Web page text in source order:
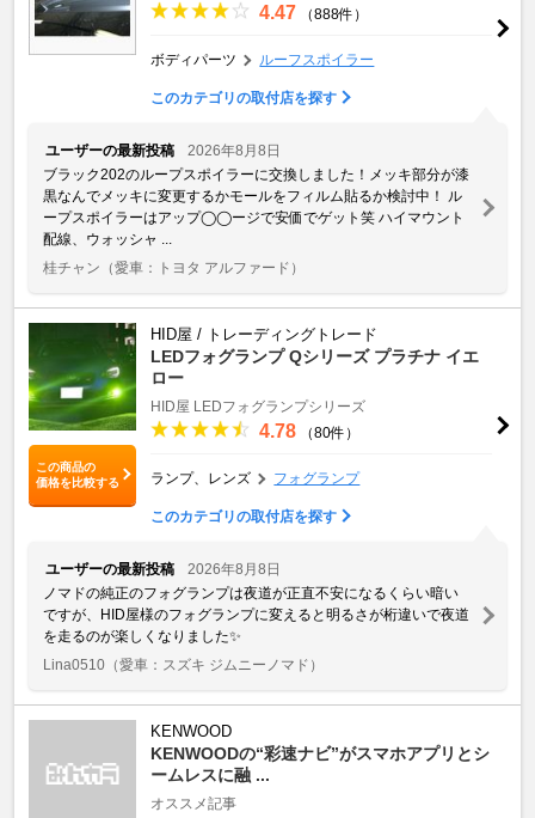
4.47 （888件）
ボディパーツ ルーフスポイラー
このカテゴリの取付店を探す
ユーザーの最新投稿
2026年8月8日
ブラック202のループスポイラーに交換しました！メッキ部分が漆
黒なんでメッキに変更するかモールをフィルム貼るか検討中！ ル
ープスポイラーはアップ◯◯ージで安価でゲット笑 ハイマウント
配線、ウォッシャ ...
桂チャン （愛車：トヨタ アルファード）
この商品の
価格を比較する
HID屋 / トレーディングトレード
LEDフォグランプ Qシリーズ プラチナ イエ
ロー
HID屋 LEDフォグランプシリーズ
4.78 （80件）
ランプ、レンズ フォグランプ
このカテゴリの取付店を探す
ユーザーの最新投稿
2026年8月8日
ノマドの純正のフォグランプは夜道が正直不安になるくらい暗い
ですが、HID屋様のフォグランプに変えると明るさが桁違いで夜道
を走るのが楽しくなりました✨️
Lina0510 （愛車：スズキ ジムニーノマド）
KENWOOD
KENWOODの“彩速ナビ”がスマホアプリとシ
ームレスに融 ...
オススメ記事